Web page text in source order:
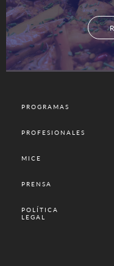
PROGRAMAS
PROFESIONALES
MICE
PRENSA
POLÍTICA
LEGAL